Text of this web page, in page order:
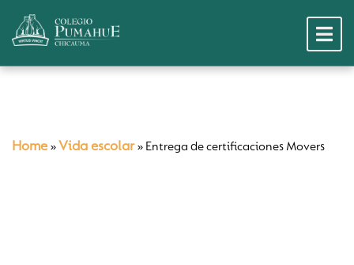
Home » Vida escolar» Entrega de certificaciones Movers